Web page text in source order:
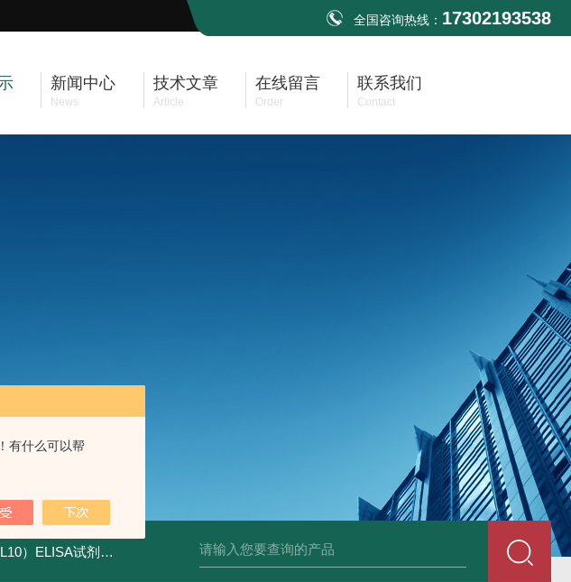
有什么可以帮
全国咨询热线： 17302193538
新闻中心
News
技术文章
Article
在线留言
Order
联系我们
Contact
试剂盒发货及时 斑马鱼白介素12BELISA试剂盒发货及时 兔载脂蛋白B（apo-B）